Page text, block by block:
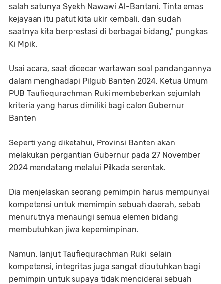
salah satunya Syekh Nawawi Al-Bantani. Tinta emas
kejayaan itu patut kita ukir kembali, dan sudah
saatnya kita berprestasi di berbagai bidang," pungkas
Ki Mpik.
Usai acara, saat dicecar wartawan soal pandangannya
dalam menghadapi Pilgub Banten 2024, Ketua Umum
PUB Taufiequrachman Ruki membeberkan sejumlah
kriteria yang harus dimiliki bagi calon Gubernur
Banten.
Seperti yang diketahui, Provinsi Banten akan
melakukan pergantian Gubernur pada 27 November
2024 mendatang melalui Pilkada serentak.
Dia menjelaskan seorang pemimpin harus mempunyai
kompetensi untuk memimpin sebuah daerah, sebab
menurutnya menaungi semua elemen bidang
membutuhkan jiwa kepemimpinan.
Namun, lanjut Taufiequrachman Ruki, selain
kompetensi, integritas juga sangat dibutuhkan bagi
pemimpin untuk supaya tidak menciderai sebuah